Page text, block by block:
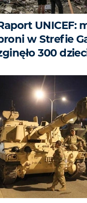
UNICEF:
w Strefie
300